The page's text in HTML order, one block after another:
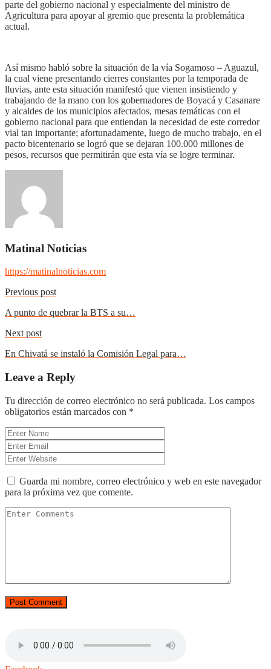
parte del gobierno nacional y especialmente del ministro de
Agricultura para apoyar al gremio que presenta la problemática
actual.
Así mismo habló sobre la situación de la vía Sogamoso – Aguazul,
la cual viene presentando cierres constantes por la temporada de
lluvias, ante esta situación manifestó que vienen insistiendo y
trabajando de la mano con los gobernadores de Boyacá y Casanare
y alcaldes de los municipios afectados, mesas temáticas con el
gobierno nacional para que entiendan la necesidad de este corredor
vial tan importante; afortunadamente, luego de mucho trabajo, en el
pacto bicentenario se logró que se dejaran 100.000 millones de
pesos, recursos que permitirán que esta vía se logre terminar.
Matinal Noticias
https://matinalnoticias.com
Previous post
A punto de quebrar la BTS a su…
Next post
En Chivatá se instaló la Comisión Legal para…
Leave a Reply
Tu dirección de correo electrónico no será publicada. Los campos
obligatorios están marcados con *
Guarda mi nombre, correo electrónico y web en este navegador
para la próxima vez que comente.